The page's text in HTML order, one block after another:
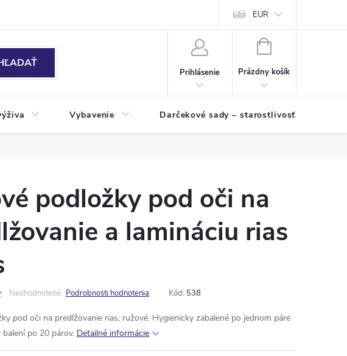
EUR
Prihlásenie
NÁKUPNÝ
Prázdny košík
Vybavenie Darčekové sady – starostlivosť o pleť a
podložky pod oči na
a lamináciu rias
Neohodnotené Podrobnosti hodnotenia Kód: 538
pod oči na predlžovanie rias, ružové. Hygienicky zabalené po jednom páre
balení po 20 párov. Detailné informácie